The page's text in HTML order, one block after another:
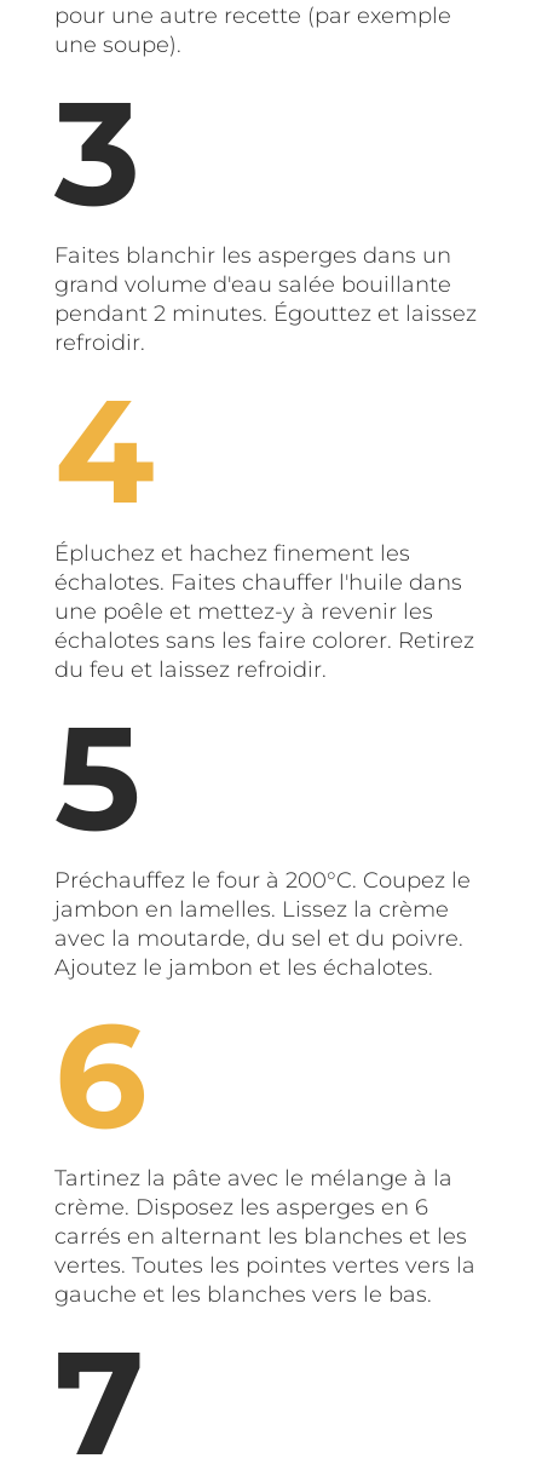
pour une autre recette (par exemple
une soupe).
Faites blanchir les asperges dans un
grand volume d'eau salée bouillante
pendant 2 minutes. Égouttez et laissez
refroidir.
Épluchez et hachez finement les
échalotes. Faites chauffer l'huile dans
une poêle et mettez-y à revenir les
échalotes sans les faire colorer. Retirez
du feu et laissez refroidir.
Préchauffez le four à 200°C. Coupez le
jambon en lamelles. Lissez la crème
avec la moutarde, du sel et du poivre.
Ajoutez le jambon et les échalotes.
Tartinez la pâte avec le mélange à la
crème. Disposez les asperges en 6
carrés en alternant les blanches et les
vertes. Toutes les pointes vertes vers la
gauche et les blanches vers le bas.